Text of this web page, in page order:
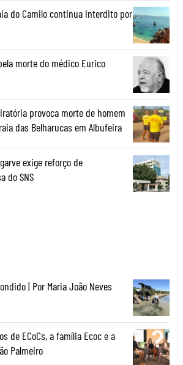
do Camilo continua interdito por
morte do médico Eurico
provoca morte de homem
das Belharucas em Albufeira
exige reforço de
do SNS
| Por Maria João Neves
de ECoCs, a família Ecoc e a
Palmeiro